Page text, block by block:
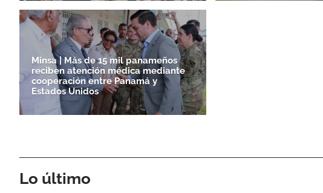
Minsa | Más de 15 mil panameños
reciben atención médica mediante
cooperación entre Panamá y
Estados Unidos
Lo último